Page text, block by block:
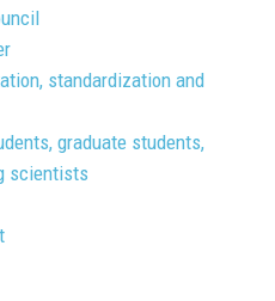
standardization and
graduate students,
scientists